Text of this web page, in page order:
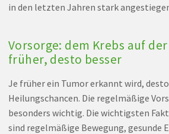
in den letzten Jahren stark
Vorsorge: dem Krebs auf der
früher, desto besser
Je früher ein Tumor erkannt wird,
Heilungschancen. Die regelmäßige
besonders wichtig. Die wichtigsten
sind regelmäßige Bewegung, gesunde